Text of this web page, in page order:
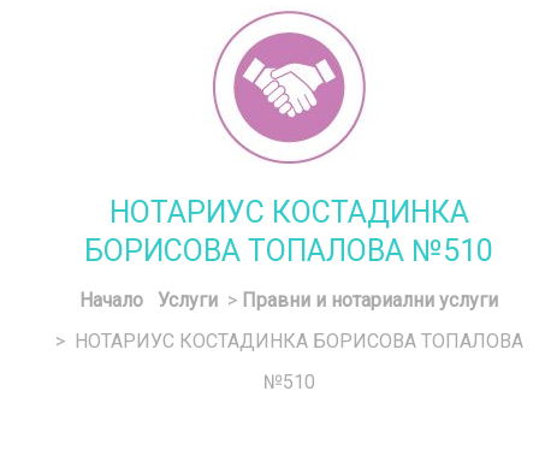
НОТАРИУС КОСТАДИНКА
БОРИСОВА ТОПАЛОВА №510
Начало Услуги > Правни и нотариални услуги
> НОТАРИУС КОСТАДИНКА БОРИСОВА ТОПАЛОВА
№510